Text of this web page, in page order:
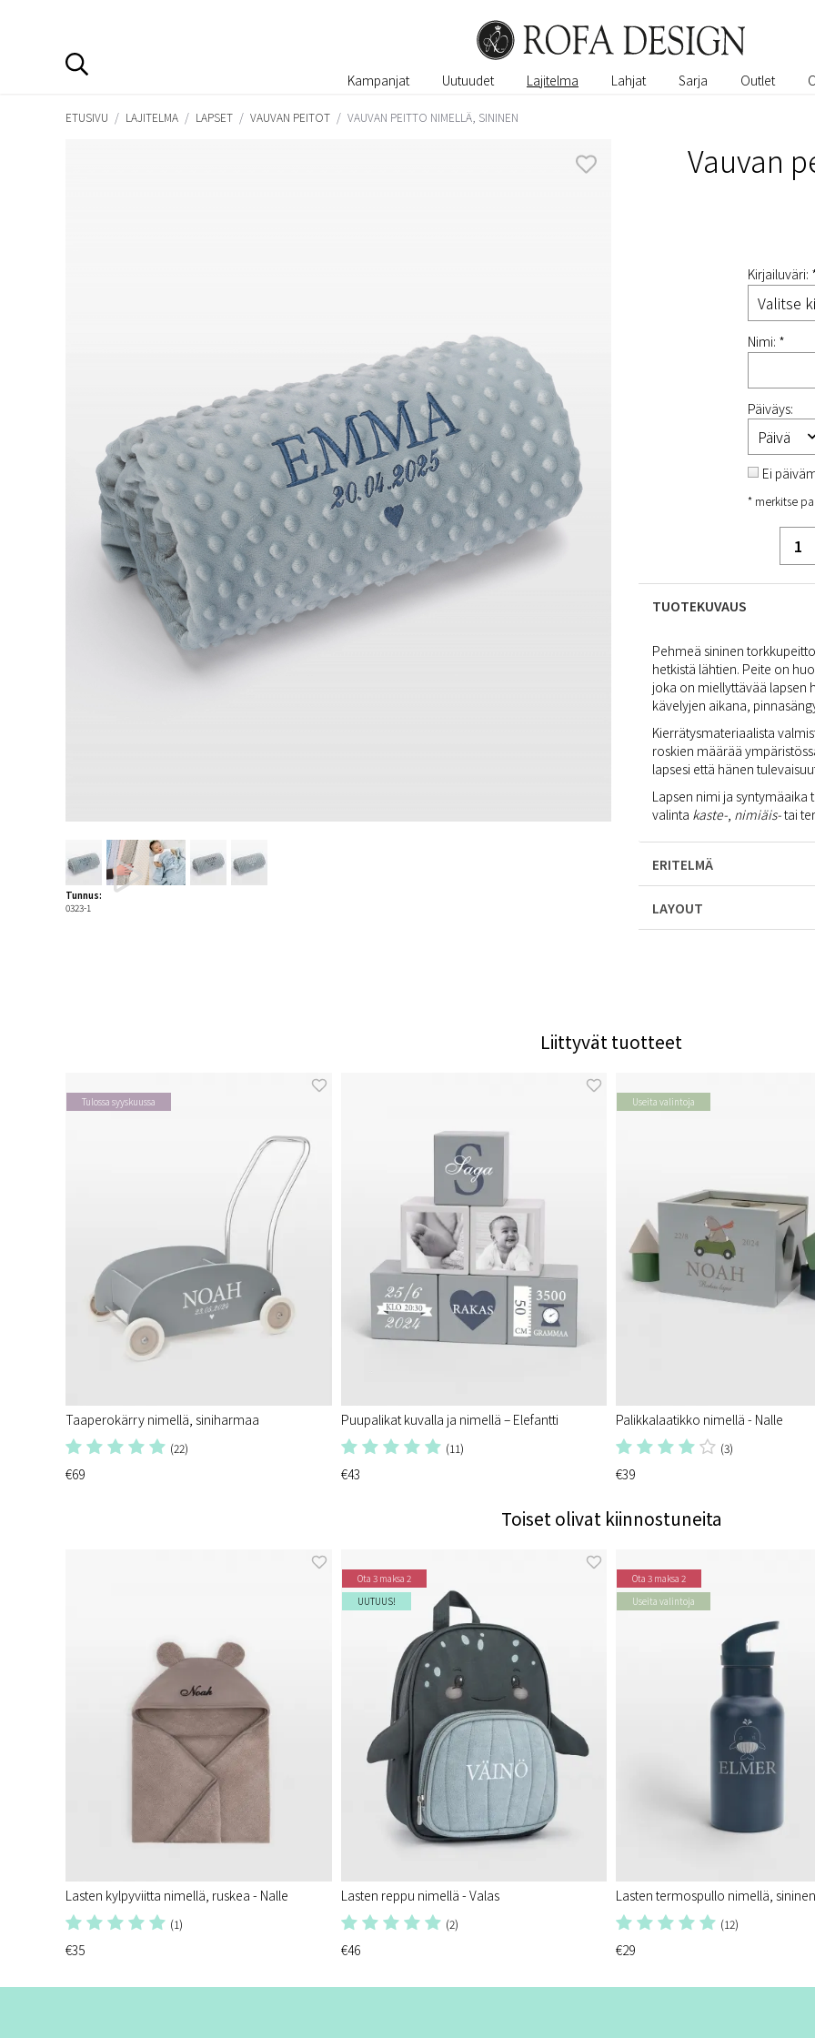
Kampanjat Uutuudet Lajitelma Lahjat Sarja Outlet
ETUSIVU / LAJITELMA / LAPSET / VAUVAN PEITOT / VAUVAN PEITTO NIMELLÄ, SININEN
Vauvan
Kirjailuväri:
Nimi: *
Päiväys:
Ei
* merkitse
TUOTEKUVAUS
Pehmeä sininen
hetkistä lähtien. Peite on
joka on miellyttävää lapsen
kävelyjen aikana,
Kierrätysmateriaalista
roskien määrää
lapsesi että hänen
Lapsen nimi ja syntymäaika
valinta kaste-, nimiäis-tai
ERITELMÄ
LAYOUT
Tunnus:
0323-1
Liittyvät tuotteet
Tulossa syyskuussa
Taaperokärry nimellä, siniharmaa
(22)
€69
Puupalikat kuvalla ja nimellä – Elefantti
(11)
€43
Useita valintoja
Palikkalaatikko nimellä - Nalle
(3)
€39
Toiset olivat kiinnostuneita
Lasten kylpyviitta nimellä, ruskea - Nalle
(1)
€35
Ota 3 maksa 2
UUTUUS!
Lasten reppu nimellä - Valas
(2)
€46
Ota 3 maksa 2
Useita valintoja
Lasten termospullo nimellä, sininen
(12)
€29